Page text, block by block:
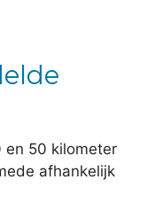
en 50 kilometer
afhankelijk